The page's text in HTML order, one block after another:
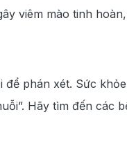
viêm mào tinh
phán xét. Sức
Hãy tìm đến các